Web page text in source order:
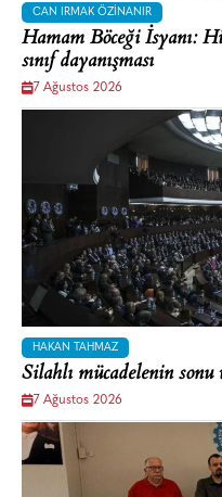
CAN IRMAK ÖZINANIR
Hamam Böceği İsyanı:
sınıf dayanışması
7 Ağustos 2026
HAKAN TAHMAZ
Silahlı mücadelenin
7 Ağustos 2026